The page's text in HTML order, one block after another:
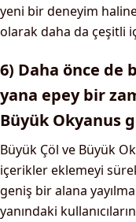
yeni bir deneyim
olarak daha da çeşitli
6) Daha önce de
yana epey bir
Büyük Okyanus
Büyük Çöl ve Büyük
içerikler eklemeyi
geniş bir alana
yanındaki